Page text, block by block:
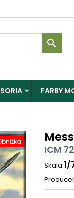

FARBY
ICM
Skala 1/